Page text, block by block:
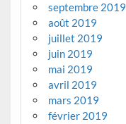
septembre 2019
août 2019
juillet 2019
juin 2019
mai 2019
avril 2019
mars 2019
février 2019